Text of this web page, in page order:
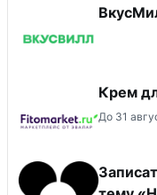
Крем
До 31